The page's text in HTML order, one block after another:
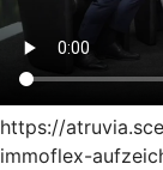
https://
immoflex-